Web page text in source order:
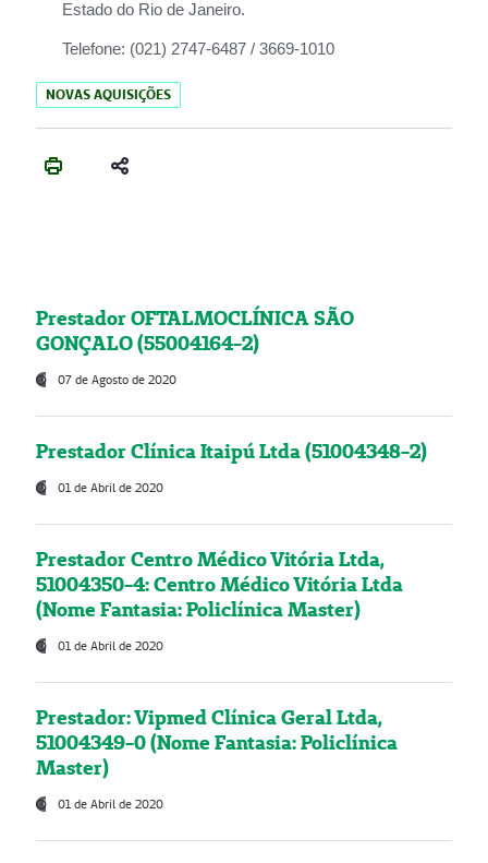
Estado do Rio de Janeiro.
Telefone: (021) 2747-6487 / 3669-1010
NOVAS AQUISIÇÕES
Prestador OFTALMOCLÍNICA SÃO
GONÇALO (55004164-2)
07 de Agosto de 2020
Prestador Clínica Itaipú Ltda (51004348-2)
01 de Abril de 2020
Prestador Centro Médico Vitória Ltda,
51004350-4: Centro Médico Vitória Ltda
(Nome Fantasia: Policlínica Master)
01 de Abril de 2020
Prestador: Vipmed Clínica Geral Ltda,
51004349-0 (Nome Fantasia: Policlínica
Master)
01 de Abril de 2020